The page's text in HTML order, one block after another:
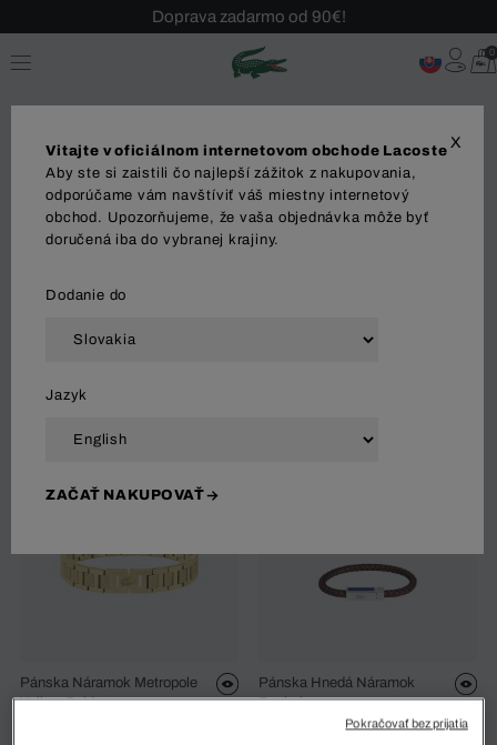
Doprava zadarmo od 90€!
Sezónny výpredaj až -40 %!
Bezplatné vrátenie!
0
MUŽI ŽENY
Pánska Náramok Metropole
Yellow Gold
Pánska Hnedá Náramok
Rockel
100 EUR %
X
Vitajte v oficiálnom internetovom obchode Lacoste
Aby ste si zaistili čo najlepší zážitok z nakupovania,
odporúčame vám navštíviť váš miestny internetový
obchod. Upozorňujeme, že vaša objednávka môže byť
doručená iba do vybranej krajiny.
Dodanie do
Jazyk
ZAČAŤ NAKUPOVAŤ
Pokračovať bez prijatia